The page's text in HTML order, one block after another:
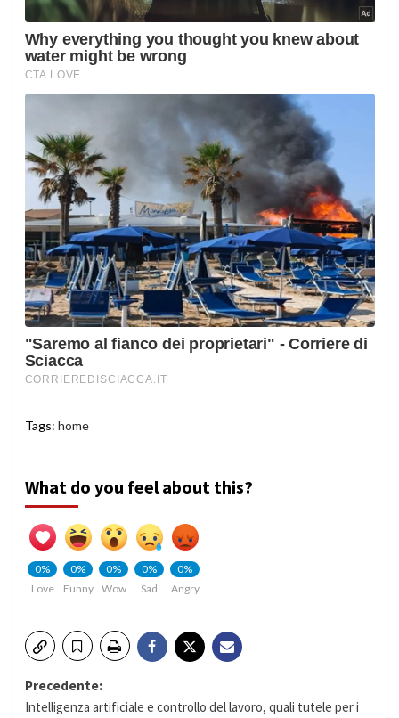
Tags: home
What do you feel about this?
0%
Love
0%
Funny
0%
Wow
0%
Sad
0%
Angry
Navigazione
Precedente:
Intelligenza artificiale e controllo del lavoro, quali tutele per i